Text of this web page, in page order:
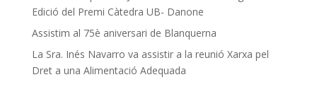
Edició del Premi Càtedra UB- Danone
Assistim al 75è aniversari de Blanquerna
La Sra. Inés Navarro va assistir a la reunió Xarxa pel
Dret a una Alimentació Adequada